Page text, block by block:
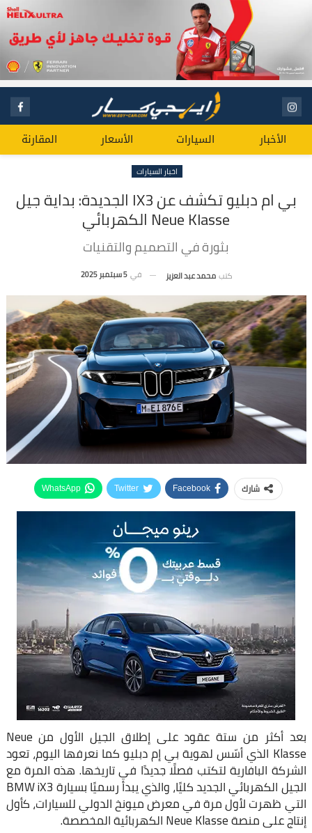
الأخبار السيارات الأسعار المقارنة
اخبار السيارات
بي ام دبليو تكشف عن IX3 الجديدة: بداية جيل
Neue Klasse الكهربائي
بثورة في التصميم والتقنيات
كتب محمد عبد العزيز في 5 سبتمبر 2025
شارك Facebook
Twitter
WhatsApp
بعد أكثر من ستة عقود على إطلاق الجيل الأول من Neue
Klasse الذي أسّس لهوية بي إم دبليو كما نعرفها اليوم، تعود
الشركة البافارية لتكتب فصلًا جديدًا في تاريخها. هذه المرة مع
الجيل الكهربائي الجديد كليًا، والذي يبدأ رسميًا بسيارة BMW iX3
التي ظهرت لأول مرة في معرض ميونخ الدولي للسيارات، كأول
إنتاج على منصة Neue Klasse الكهربائية المخصصة.